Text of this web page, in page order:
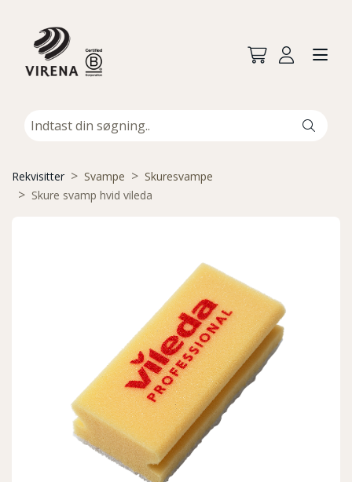
Rekvisitter Svampe
Skuresvampe
Skure svamp hvid vileda